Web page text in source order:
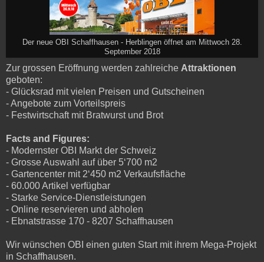
Der neue OBI Schaffhausen - Herblingen öffnet am Mittwoch 28.
September 2018
Zur grossen Eröffnung werden zahlreiche Attraktionen
geboten:
- Glücksrad mit vielen Preisen und Gutscheinen
- Angebote zum Vorteilspreis
- Festwirtschaft mit Bratwurst und Brot
Facts and Figures:
- Modernster OBI Markt der Schweiz
- Grosse Auswahl auf über 5‘700 m2
- Gartencenter mit 2‘450 m2 Verkaufsfläche
- 60.000 Artikel verfügbar
- Starke Service-Dienstleistungen
- Online reservieren und abholen
- Ebnatstrasse 170 - 8207 Schaffhausen
Wir wünschen OBI einen guten Start mit ihrem Mega-Projekt
in Schaffhausen.